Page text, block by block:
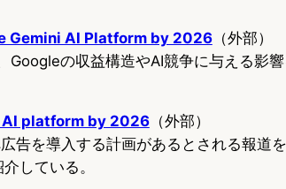
Gemini AI Platform by 2026（外部）
Googleの収益構造やAI競争に与える影
AI platform by 2026（外部）
告を導入する計画があるとされる報道
している。